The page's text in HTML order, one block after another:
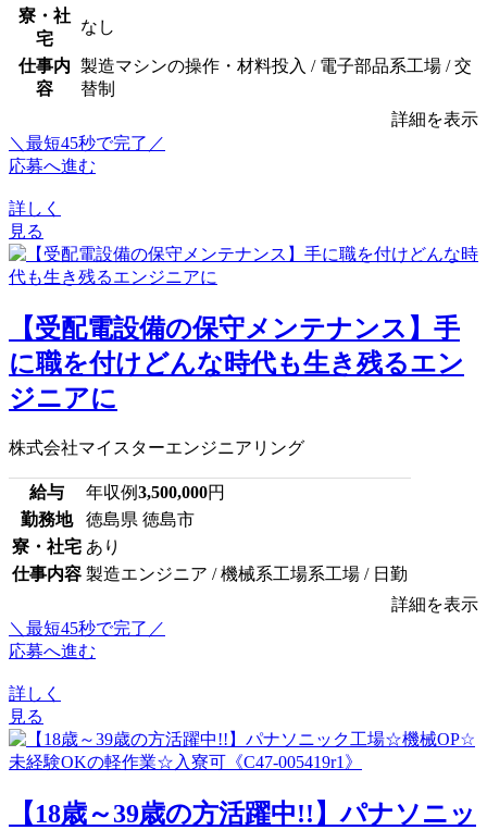
寮・社
宅
なし
仕事内
容
製造マシンの操作・材料投入 / 電子部品系工場 / 交
替制
詳細を表示
＼最短45秒で完了／
応募へ進む
詳しく
見る
【受配電設備の保守メンテナンス】手
に職を付けどんな時代も生き残るエン
ジニアに
株式会社マイスターエンジニアリング
給与 年収例3,500,000円
勤務地
徳島県 徳島市
寮・社宅 あり
仕事内容 製造エンジニア / 機械系工場系工場 / 日勤
詳細を表示
＼最短45秒で完了／
応募へ進む
詳しく
見る
【18歳～39歳の方活躍中!!】パナソニッ